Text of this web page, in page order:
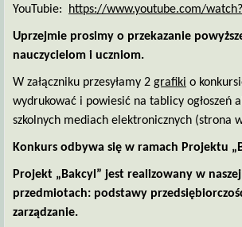
YouTubie:
https://www.youtube.com/
Uprzejmie prosimy o przekazanie
nauczycielom i uczniom.
W załączniku przesyłamy 2 grafiki o
wydrukować i powiesić na tablicy ogłoszeń
szkolnych mediach elektronicznych (strona
Konkurs odbywa się w ramach Projektu
Projekt „Bakcyl” jest realizowany w
przedmiotach: podstawy
zarządzanie.